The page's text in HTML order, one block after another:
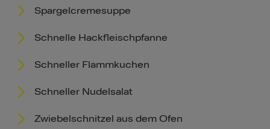
Spargelcremesuppe
Schnelle Hackfleischpfanne
Schneller Flammkuchen
Schneller Nudelsalat
Zwiebelschnitzel aus dem Ofen